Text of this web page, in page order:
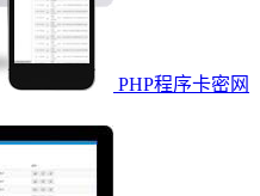
PHP程序卡密网